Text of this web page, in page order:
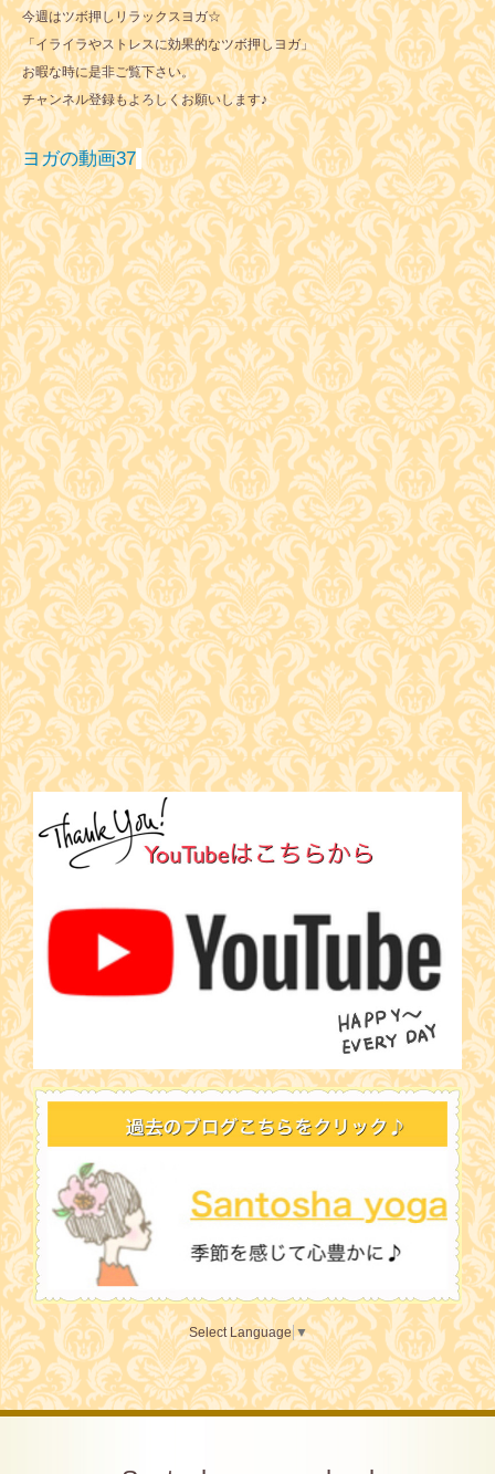
今週はツボ押しリラックスヨガ☆
「イライラやストレスに効果的なツボ押しヨガ」
お暇な時に是非ご覧下さい。
チャンネル登録もよろしくお願いします♪
ヨガの動画37
Select Language ▼